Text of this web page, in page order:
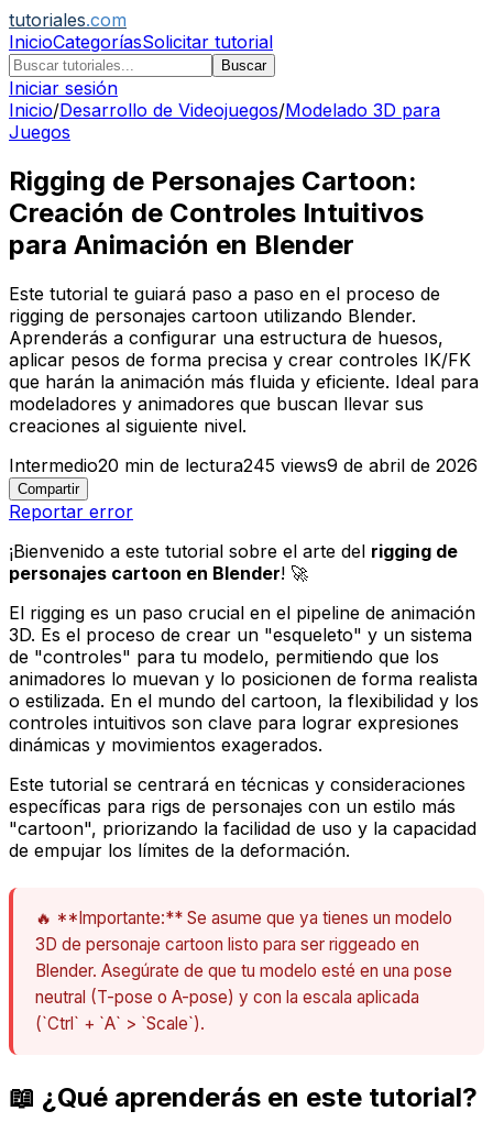
tutoriales.com
InicioCategoríasSolicitar tutorial
Buscar
Iniciar sesión
Inicio/Desarrollo de Videojuegos/Modelado 3D para
Juegos
Rigging de Personajes Cartoon:
Creación de Controles Intuitivos
para Animación en Blender
Este tutorial te guiará paso a paso en el proceso de
rigging de personajes cartoon utilizando Blender.
Aprenderás a configurar una estructura de huesos,
aplicar pesos de forma precisa y crear controles IK/FK
que harán la animación más fluida y eficiente. Ideal para
modeladores y animadores que buscan llevar sus
creaciones al siguiente nivel.
Intermedio20 min de lectura245 views9 de abril de 2026
Compartir
Reportar error
¡Bienvenido a este tutorial sobre el arte del rigging de
personajes cartoon en Blender! 🚀
El rigging es un paso crucial en el pipeline de animación
3D. Es el proceso de crear un "esqueleto" y un sistema
de "controles" para tu modelo, permitiendo que los
animadores lo muevan y lo posicionen de forma realista
o estilizada. En el mundo del cartoon, la flexibilidad y los
controles intuitivos son clave para lograr expresiones
dinámicas y movimientos exagerados.
Este tutorial se centrará en técnicas y consideraciones
específicas para rigs de personajes con un estilo más
"cartoon", priorizando la facilidad de uso y la capacidad
de empujar los límites de la deformación.
🔥 **Importante:** Se asume que ya tienes un modelo
3D de personaje cartoon listo para ser riggeado en
Blender. Asegúrate de que tu modelo esté en una pose
neutral (T-pose o A-pose) y con la escala aplicada
(`Ctrl` + `A` > `Scale`).
📖 ¿Qué aprenderás en este tutorial?